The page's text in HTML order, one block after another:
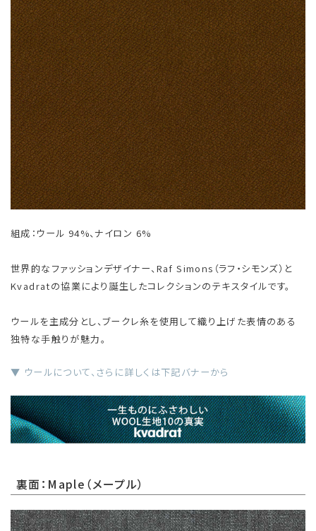
組成：ウール 94%、ナイロン 6%
世界的なファッションデザイナー、Raf Simons（ラフ・シモンズ）と
Kvadratの協業により誕生したコレクションのテキスタイルです。
ウールを主成分とし、ブークレ糸を使用して織り上げた表情のある
独特な手触りが魅力。
▼ ウールについて、さらに詳しくは下記バナーから
裏面：Maple（メープル）